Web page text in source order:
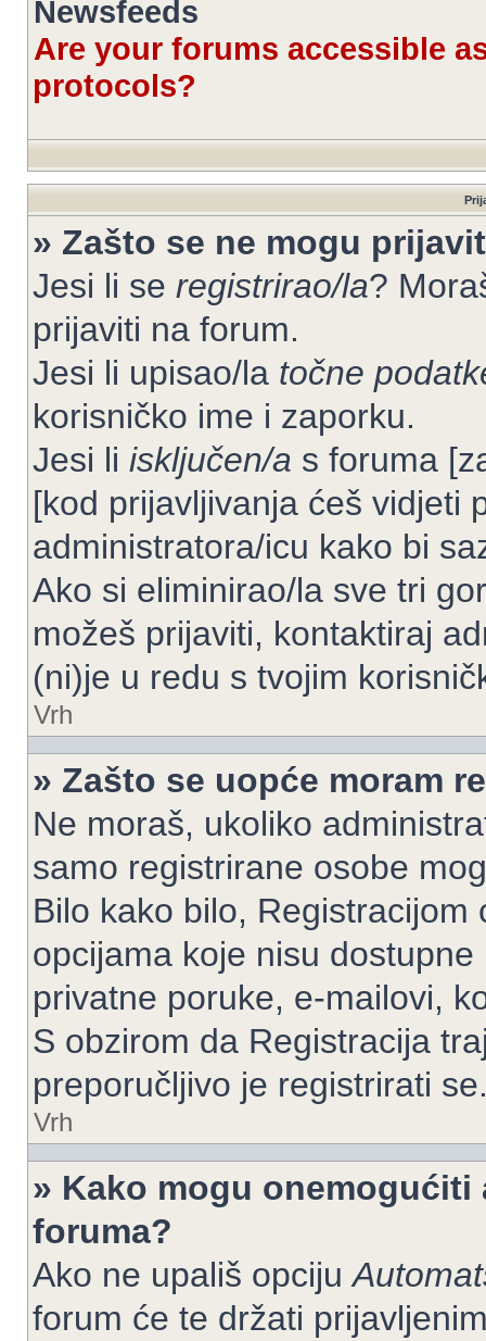
Newsfeeds
Are your forums accessible
protocols?
» Zašto se ne mogu
Jesi li se registrirao/la?
prijaviti na forum.
Jesi li upisao/la točne
korisničko ime i zaporku.
Jesi li isključen/a s foruma
[kod prijavljivanja ćeš vidjeti
administratora/icu kako bi
Ako si eliminirao/la sve tri
možeš prijaviti, kontaktiraj
(ni)je u redu s tvojim
Vrh
» Zašto se uopće moram
Ne moraš, ukoliko
samo registrirane osobe
Bilo kako bilo,
opcijama koje nisu
privatne poruke, e-mailovi,
S obzirom da Registracija
preporučljivo je registrirati
Vrh
» Kako mogu
foruma?
Ako ne upališ opciju
forum će te držati